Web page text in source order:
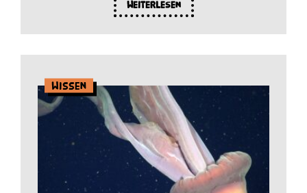
Weiterlesen
Wissen